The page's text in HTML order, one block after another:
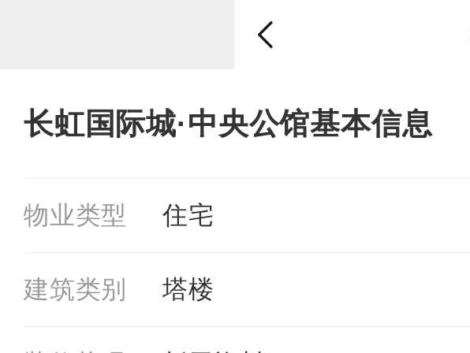
长虹国际城·中央公馆基本信息
物业类型 住宅
建筑类别 塔楼